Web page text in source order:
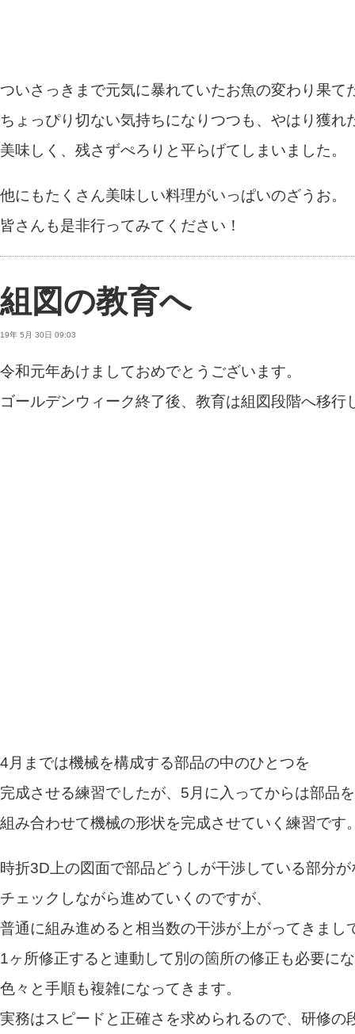
ついさっきまで元気に暴れていたお魚の変わり果て
ちょっぴり切ない気持ちになりつつも、やはり獲れ
美味しく、残さずぺろりと平らげてしまいました。
他にもたくさん美味しい料理がいっぱいのざうお。
皆さんも是非行ってみてください！
組図の教育へ
19年 5月 30日 09:03
令和元年あけましておめでとうございます。
ゴールデンウィーク終了後、教育は組図段階へ移行
4月までは機械を構成する部品の中のひとつを
完成させる練習でしたが、5月に入ってからは部品を
組み合わせて機械の形状を完成させていく練習です
時折3D上の図面で部品どうしが干渉している部分が
チェックしながら進めていくのですが、
普通に組み進めると相当数の干渉が上がってきまし
1ヶ所修正すると連動して別の箇所の修正も必要に
色々と手順も複雑になってきます。
実務はスピードと正確さを求められるので、研修の